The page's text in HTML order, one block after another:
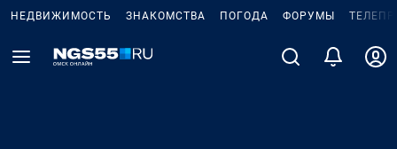
НЕДВИЖИМОСТЬ ЗНАКОМСТВА ПОГОДА ФОРУМЫ